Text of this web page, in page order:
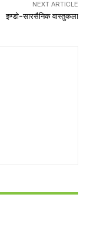
NEXT ARTICLE
इण्डो-सारसैनिक वास्तुकला